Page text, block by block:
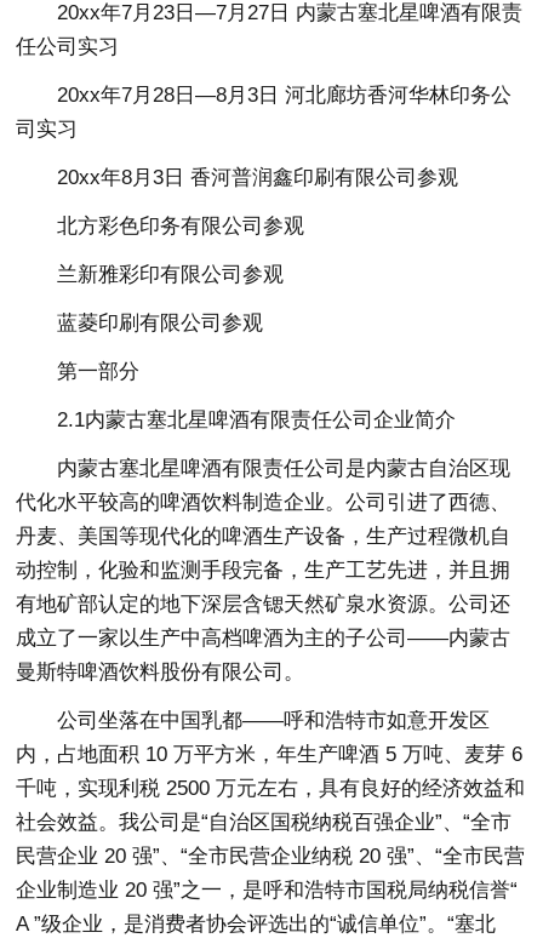
20xx年7月23日—7月27日 内蒙古塞北星啤酒有限责
任公司实习
20xx年7月28日—8月3日 河北廊坊香河华林印务公
司实习
20xx年8月3日 香河普润鑫印刷有限公司参观
北方彩色印务有限公司参观
兰新雅彩印有限公司参观
蓝菱印刷有限公司参观
第一部分
2.1内蒙古塞北星啤酒有限责任公司企业简介
内蒙古塞北星啤酒有限责任公司是内蒙古自治区现
代化水平较高的啤酒饮料制造企业。公司引进了西德、
丹麦、美国等现代化的啤酒生产设备，生产过程微机自
动控制，化验和监测手段完备，生产工艺先进，并且拥
有地矿部认定的地下深层含锶天然矿泉水资源。公司还
成立了一家以生产中高档啤酒为主的子公司——内蒙古
曼斯特啤酒饮料股份有限公司。
公司坐落在中国乳都——呼和浩特市如意开发区
内，占地面积 10 万平方米，年生产啤酒 5 万吨、麦芽 6
千吨，实现利税 2500 万元左右，具有良好的经济效益和
社会效益。我公司是“自治区国税纳税百强企业”、“全市
民营企业 20 强”、“全市民营企业纳税 20 强”、“全市民营
企业制造业 20 强”之一，是呼和浩特市国税局纳税信誉“
A ”级企业，是消费者协会评选出的“诚信单位”。“塞北